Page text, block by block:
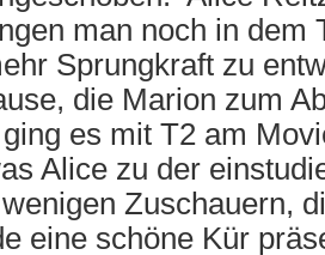
man noch in dem
Sprungkraft zu
die Marion zum
es mit T2 am
Alice zu der
Zuschauern,
eine schöne Kür